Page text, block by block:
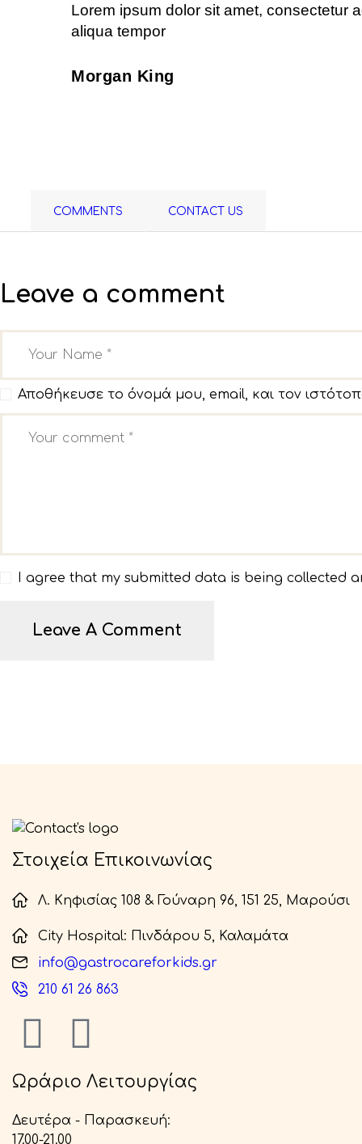
Lorem ipsum dolor sit amet, consectetur
aliqua tempor
Morgan King
COMMENTS CONTACT US
Leave a comment
Αποθήκευσε το όνομά μου, email, και τον
I agree that my submitted data is being collected
Στοιχεία Επικοινωνίας
Λ. Κηφισίας 108 & Γούναρη 96, 151 25, Μαρούσι
City Hospital: Πινδάρου 5, Καλαμάτα
info@gastrocareforkids.gr
210 61 26 863
Ωράριο Λειτουργίας
Δευτέρα - Παρασκευή:
17.00-21.00